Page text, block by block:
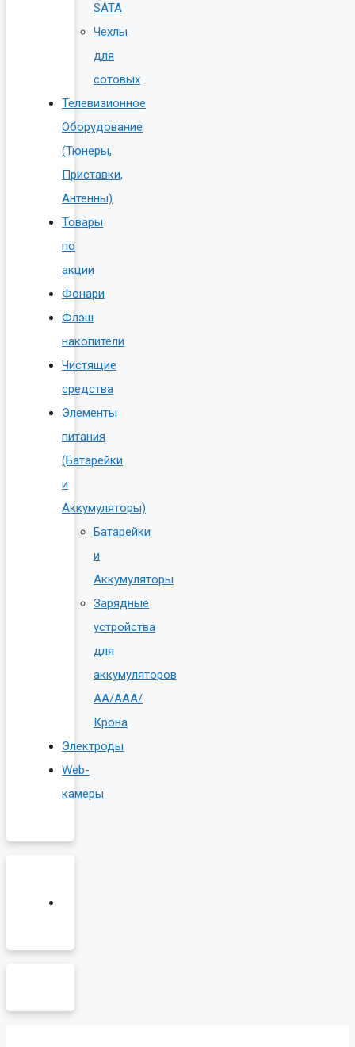
SATA
Чехлы
для
сотовых
Телевизионное
Оборудование
(Тюнеры,
Приставки,
Антенны)
Товары
по
акции
Фонари
Флэш
накопители
Чистящие
средства
Элементы
питания
(Батарейки
и
Аккумуляторы)
Батарейки
и
Аккумуляторы
Зарядные
устройства
для
аккумуляторов
AA/AAA/
Крона
Электроды
Web-
камеры